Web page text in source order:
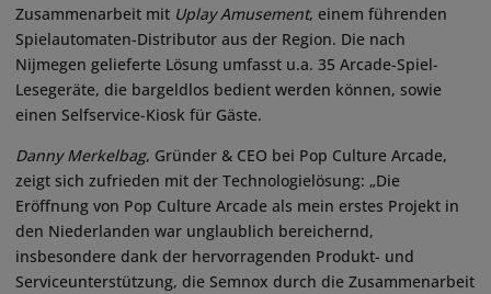
Zusammenarbeit mit Uplay Amusement, einem führenden
Spielautomaten-Distributor aus der Region. Die nach
Nijmegen gelieferte Lösung umfasst u.a. 35 Arcade-Spiel-
Lesegeräte, die bargeldlos bedient werden können, sowie
einen Selfservice-Kiosk für Gäste.
Danny Merkelbag, Gründer & CEO bei Pop Culture Arcade,
zeigt sich zufrieden mit der Technologielösung: „Die
Eröffnung von Pop Culture Arcade als mein erstes Projekt in
den Niederlanden war unglaublich bereichernd,
insbesondere dank der hervorragenden Produkt- und
Serviceunterstützung, die Semnox durch die Zusammenarbeit